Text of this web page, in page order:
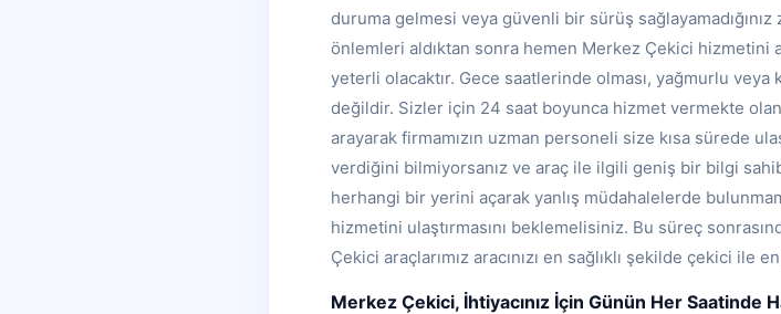
duruma gelmesi veya güvenli bir sürüş
önlemleri aldıktan sonra hemen Merkez Çekici
yeterli olacaktır. Gece saatlerinde olması, yağmurlu
değildir. Sizler için 24 saat boyunca hizmet vermekte
arayarak firmamızın uzman personeli size kısa sürede
verdiğini bilmiyorsanız ve araç ile ilgili geniş bir bilgi
herhangi bir yerini açarak yanlış müdahalelerde
hizmetini ulaştırmasını beklemelisiniz. Bu süreç
Çekici araçlarımız aracınızı en sağlıklı şekilde çekici ile
Merkez Çekici, İhtiyacınız İçin Günün Her Saatinde